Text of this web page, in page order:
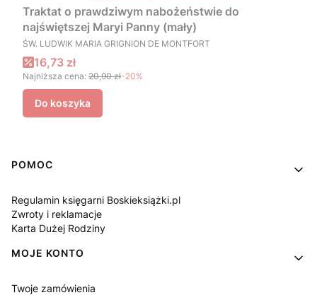
Traktat o prawdziwym nabożeństwie do
najświętszej Maryi Panny (mały)
PRODUCENT
ŚW. LUDWIK MARIA GRIGNION DE MONTFORT
Cena promocyjna
16,73 zł
Najniższa cena: 20,90 zł-20%
Do koszyka
Linki w stopce
POMOC
Regulamin księgarni Boskieksiążki.pl
Zwroty i reklamacje
Karta Dużej Rodziny
MOJE KONTO
Twoje zamówienia